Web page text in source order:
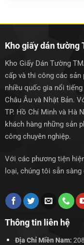
Kho giấy dán tường
Kho Giấy Dán Tường
cấp và thi công các sản
nhiều quốc gia nổi
Châu Âu và Nhật Bản.
TP. Hồ Chí Minh và Hà
khách hàng những sản
công chuyên nghiệp.
Với các phương tiện
loại, chúng tôi sẵn
Thông tin liên hệ
Địa Chỉ Miền Nam: